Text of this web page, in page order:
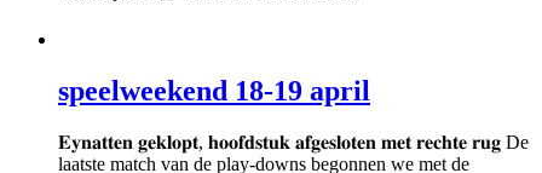
speelweekend 18-19 april
𝐄𝐲𝐧𝐚𝐭𝐭𝐞𝐧 𝐠𝐞𝐤𝐥𝐨𝐩𝐭, 𝐡𝐨𝐨𝐟𝐝𝐬𝐭𝐮𝐤 𝐚𝐟𝐠𝐞𝐬𝐥𝐨𝐭𝐞𝐧 𝐦𝐞𝐭 𝐫𝐞𝐜𝐡𝐭𝐞 𝐫𝐮𝐠 De
laatste match van de play-downs begonnen we met de